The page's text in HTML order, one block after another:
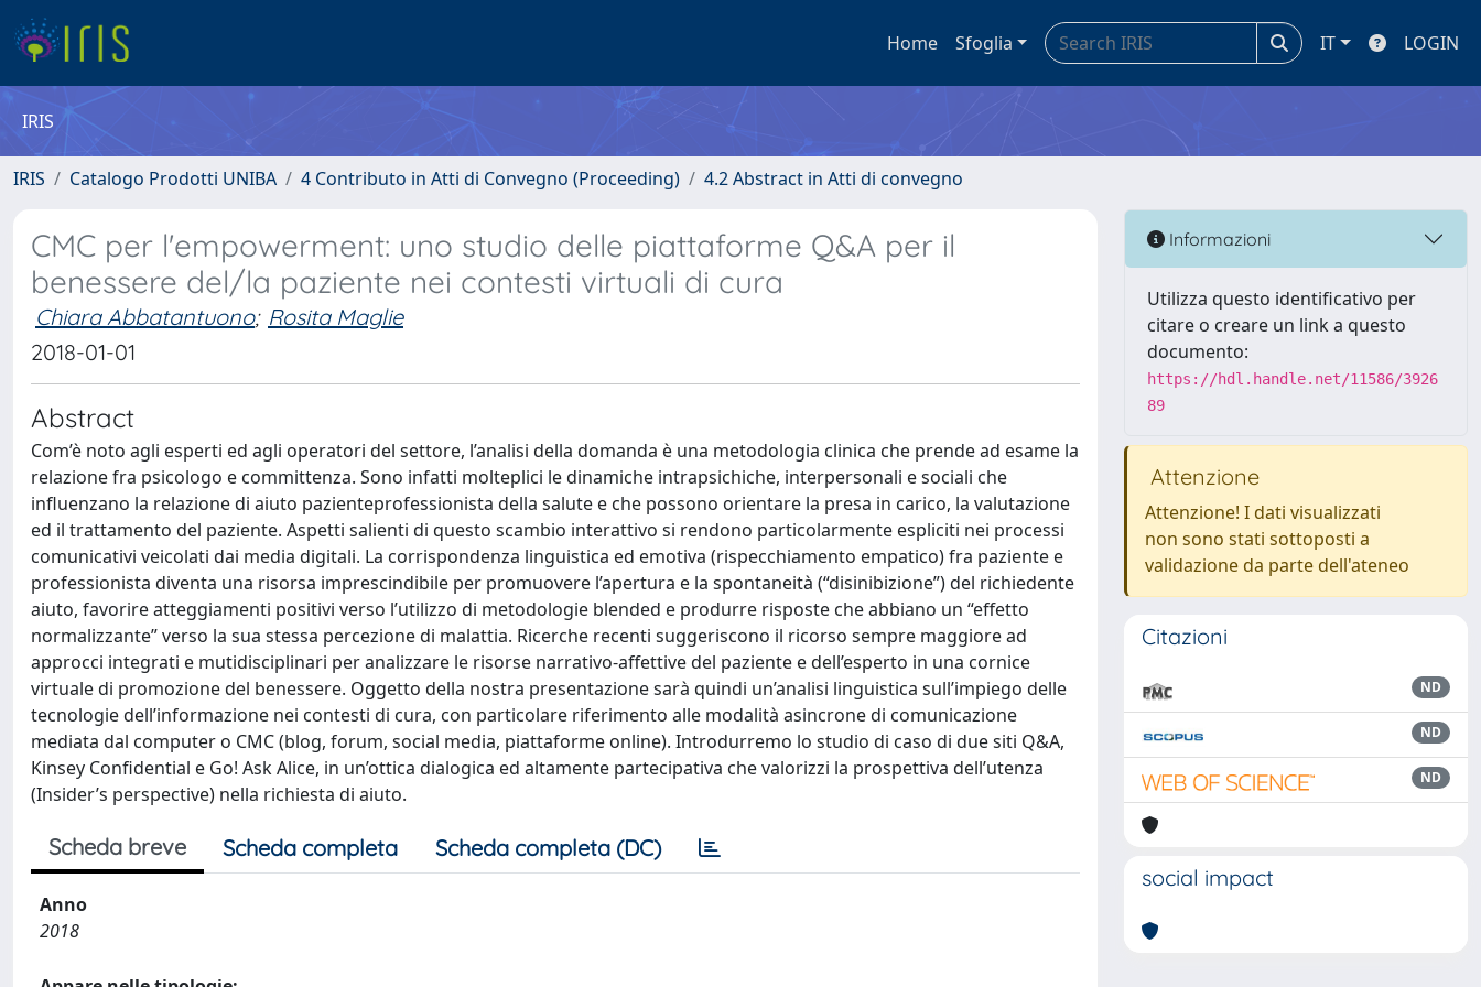
Home Sfoglia IT LOGIN
IRIS
IRIS Catalogo Prodotti UNIBA 4 Contributo in Atti di Convegno (Proceeding) 4.2 Abstract in Atti di convegno
CMC per l'empowerment: uno studio delle piattaforme Q&A per il
benessere del/la paziente nei contesti virtuali di cura
Chiara Abbatantuono; Rosita Maglie
2018-01-01
Abstract
Com’è noto agli esperti ed agli operatori del settore, l’analisi della domanda è una metodologia clinica che prende ad esame la
relazione fra psicologo e committenza. Sono infatti molteplici le dinamiche intrapsichiche, interpersonali e sociali che
influenzano la relazione di aiuto pazienteprofessionista della salute e che possono orientare la presa in carico, la valutazione
ed il trattamento del paziente. Aspetti salienti di questo scambio interattivo si rendono particolarmente espliciti nei processi
comunicativi veicolati dai media digitali. La corrispondenza linguistica ed emotiva (rispecchiamento empatico) fra paziente e
professionista diventa una risorsa imprescindibile per promuovere l’apertura e la spontaneità (“disinibizione”) del richiedente
aiuto, favorire atteggiamenti positivi verso l’utilizzo di metodologie blended e produrre risposte che abbiano un “effetto
normalizzante” verso la sua stessa percezione di malattia. Ricerche recenti suggeriscono il ricorso sempre maggiore ad
approcci integrati e mutidisciplinari per analizzare le risorse narrativo-affettive del paziente e dell’esperto in una cornice
virtuale di promozione del benessere. Oggetto della nostra presentazione sarà quindi un’analisi linguistica sull’impiego delle
tecnologie dell’informazione nei contesti di cura, con particolare riferimento alle modalità asincrone di comunicazione
mediata dal computer o CMC (blog, forum, social media, piattaforme online). Introdurremo lo studio di caso di due siti Q&A,
Kinsey Confidential e Go! Ask Alice, in un’ottica dialogica ed altamente partecipativa che valorizzi la prospettiva dell’utenza
(Insider’s perspective) nella richiesta di aiuto.
Scheda breve Scheda completa Scheda completa (DC)
Anno
2018
Informazioni
Utilizza questo identificativo per
citare o creare un link a questo
documento:
https://hdl.handle.net/11586/3926
89
Attenzione
Attenzione! I dati visualizzati
non sono stati sottoposti a
validazione da parte dell'ateneo
Citazioni
ND
ND
ND
social impact